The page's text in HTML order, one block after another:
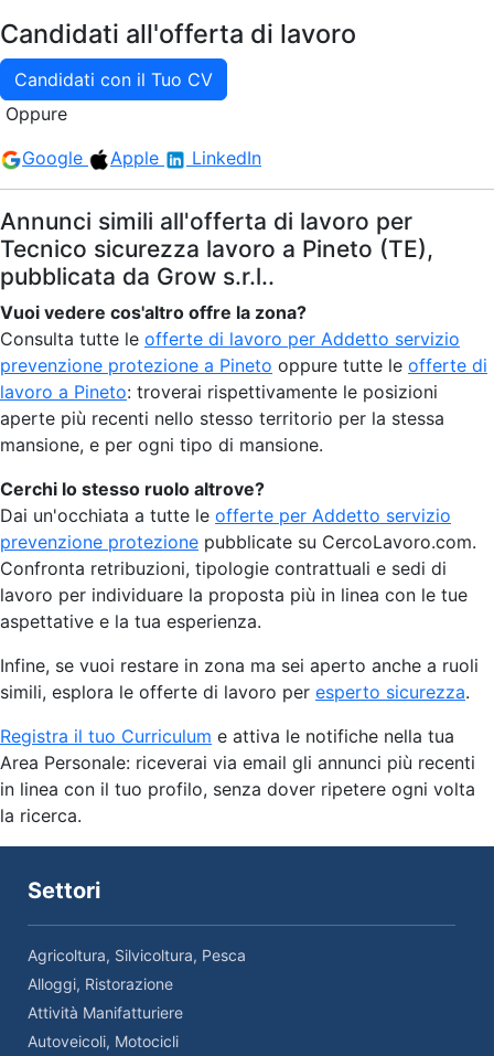
Candidati all'offerta di lavoro
Candidati con il Tuo CV
Oppure
Google
Apple LinkedIn
Annunci simili all'offerta di lavoro per
Tecnico sicurezza lavoro a Pineto (TE),
pubblicata da Grow s.r.l..
Vuoi vedere cos'altro offre la zona?
Consulta tutte le offerte di lavoro per Addetto servizio
prevenzione protezione a Pineto oppure tutte le offerte di
lavoro a Pineto: troverai rispettivamente le posizioni
aperte più recenti nello stesso territorio per la stessa
mansione, e per ogni tipo di mansione.
Cerchi lo stesso ruolo altrove?
Dai un'occhiata a tutte le offerte per Addetto servizio
prevenzione protezione pubblicate su CercoLavoro.com.
Confronta retribuzioni, tipologie contrattuali e sedi di
lavoro per individuare la proposta più in linea con le tue
aspettative e la tua esperienza.
Infine, se vuoi restare in zona ma sei aperto anche a ruoli
simili, esplora le offerte di lavoro per esperto sicurezza.
Registra il tuo Curriculum e attiva le notifiche nella tua
Area Personale: riceverai via email gli annunci più recenti
in linea con il tuo profilo, senza dover ripetere ogni volta
la ricerca.
Settori
Agricoltura, Silvicoltura, Pesca
Alloggi, Ristorazione
Attività Manifatturiere
Autoveicoli, Motocicli